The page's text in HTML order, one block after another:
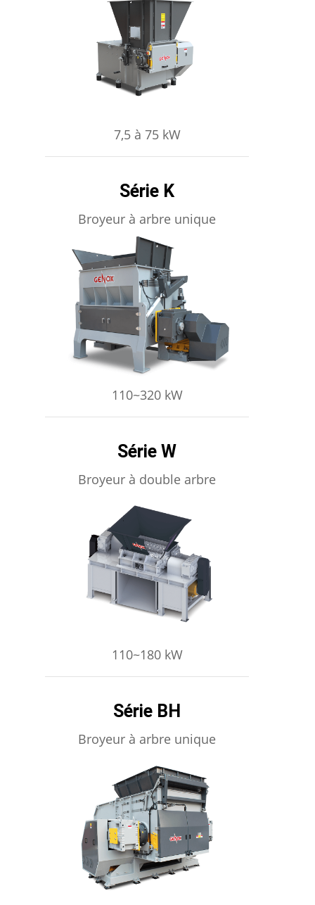
APPRENDRE ENCORE PLUS
7,5 à 75 kW
Série K
Broyeur à arbre unique
APPRENDRE ENCORE PLUS
110~320 kW
Série W
Broyeur à double arbre
APPRENDRE ENCORE PLUS
110~180 kW
Série BH
Broyeur à arbre unique
APPRENDRE ENCORE PLUS